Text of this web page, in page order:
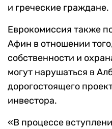
и греческие граждане.
Еврокомиссия также
Афин в отношении
собственности и
могут нарушаться в
дорогостоящего
инвестора.
«В процессе